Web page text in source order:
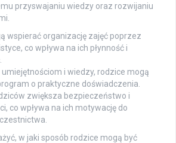
przyswajaniu wiedzy oraz rozwijaniu
wspierać organizację zajęć poprzez
co wpływa na ich płynność i
umiejętnościom i wiedzy, rodzice mogą
o praktyczne doświadczenia.
zwiększa bezpieczeństwo i
co wpływa na ich motywację do
w jaki sposób rodzice mogą być